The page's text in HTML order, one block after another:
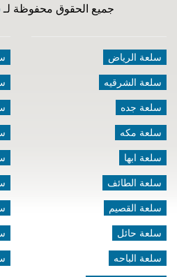
جميع الحقوق محفوظة لـ
سلعة الرياض
سلعة الشرقيه
سلعة جده
سلعة مكه
سلعة ابها
سلعة الطائف
سلعة القصيم
سلعة حائل
سلعة الباحه